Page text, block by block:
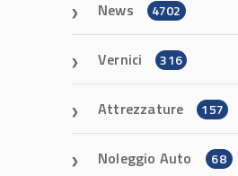
News 4702
Vernici 316
Attrezzature 157
Noleggio Auto 68